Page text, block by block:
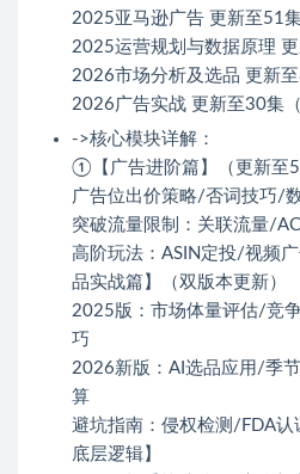
2025亚马逊广告 更新至51
2025运营规划与数据原理
2026市场分析及选品 更新
2026广告实战 更新至30集（
->核心模块详解：
①【广告进阶篇】（更新至
广告位出价策略/否词技巧/
突破流量限制：关联流量/
高阶玩法：ASIN定投/视频
品实战篇】（双版本更新）
2025版：市场体量评估/竞
巧
2026新版：AI选品应用/季
算
避坑指南：侵权检测/FDA
底层逻辑】